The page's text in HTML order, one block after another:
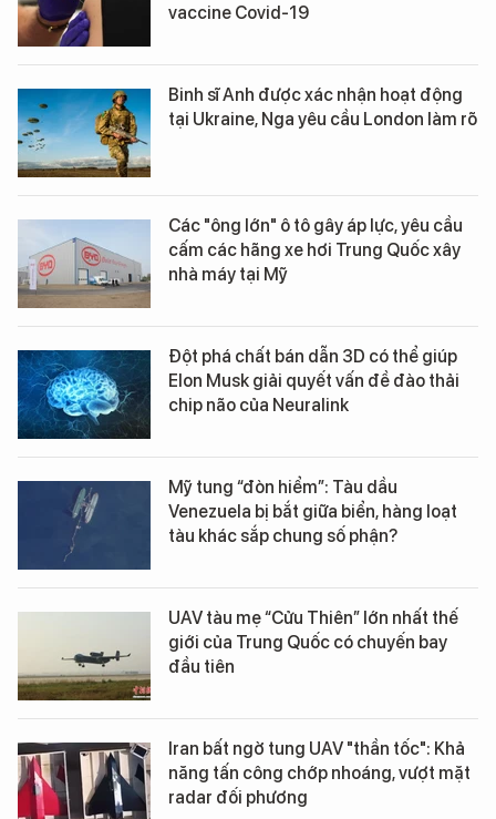
vaccine Covid-19
Binh sĩ Anh được xác nhận hoạt động
tại Ukraine, Nga yêu cầu London làm rõ
Các "ông lớn" ô tô gây áp lực, yêu cầu
cấm các hãng xe hơi Trung Quốc xây
nhà máy tại Mỹ
Đột phá chất bán dẫn 3D có thể giúp
Elon Musk giải quyết vấn đề đào thải
chip não của Neuralink
Mỹ tung “đòn hiểm”: Tàu dầu
Venezuela bị bắt giữa biển, hàng loạt
tàu khác sắp chung số phận?
UAV tàu mẹ “Cửu Thiên” lớn nhất thế
giới của Trung Quốc có chuyến bay
đầu tiên
Iran bất ngờ tung UAV "thần tốc": Khả
năng tấn công chớp nhoáng, vượt mặt
radar đối phương